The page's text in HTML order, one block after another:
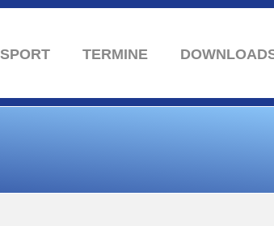
SPORT TERMINE